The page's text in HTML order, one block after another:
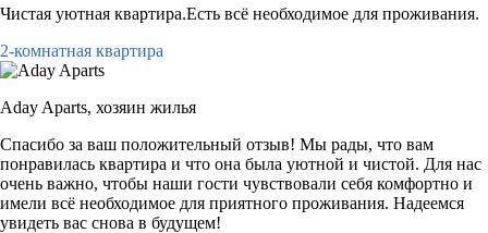
Чистая уютная квартира.Есть всё необходимое для проживания.
2-комнатная квартира
Aday Aparts, хозяин жилья
Спасибо за ваш положительный отзыв! Мы рады, что вам
понравилась квартира и что она была уютной и чистой. Для нас
очень важно, чтобы наши гости чувствовали себя комфортно и
имели всё необходимое для приятного проживания. Надеемся
увидеть вас снова в будущем!